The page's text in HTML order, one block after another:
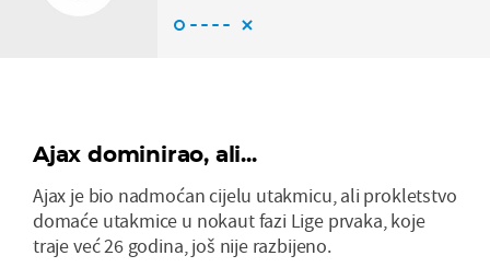
Ajax dominirao, ali...
Ajax je bio nadmoćan cijelu utakmicu, ali prokletstvo
domaće utakmice u nokaut fazi Lige prvaka, koje
traje već 26 godina, još nije razbijeno.